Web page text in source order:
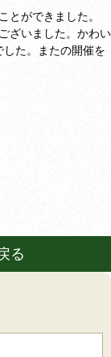
とができました。
ざいました。かわい
した。またの開催を
る